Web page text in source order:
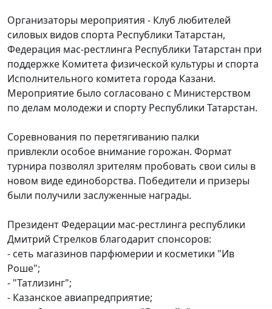
Организаторы мероприятия - Клуб любителей
силовых видов спорта Республики Татарстан,
Федерация мас-рестлинга Республики Татарстан при
поддержке Комитета физической культуры и спорта
Исполнительного комитета города Казани.
Мероприятие было согласовано с Министерством
по делам молодежи и спорту Республики Татарстан.
Соревнования по перетягиванию палки
привлекли особое внимание горожан. Формат
турнира позволял зрителям пробовать свои силы в
новом виде единоборства. Победители и призеры
были получили заслуженные награды.
Президент Федерации мас-рестлинга республики
Дмитрий Стрелков благодарит спонсоров:
- сеть магазинов парфюмерии и косметики "Ив
Роше";
- "Татлизинг";
- Казанское авиапредприятие;